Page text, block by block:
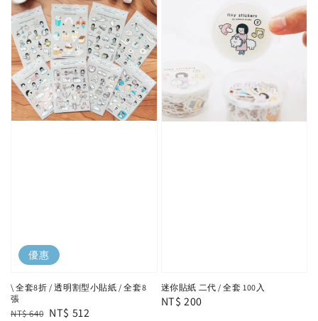
優惠
\ 全套8折 / 透明割型小貼紙 / 全套8
張
Regular
NT$ 640 Sale
NT$ 512
迷你貼紙 二代 / 全套 100入
Regular
NT$ 200